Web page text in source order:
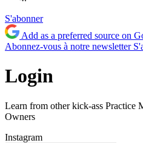
S'abonner
Add as a preferred source on
Abonnez-vous à notre newsletter
Login
Learn from other kick-ass Practice
Owners
Instagram